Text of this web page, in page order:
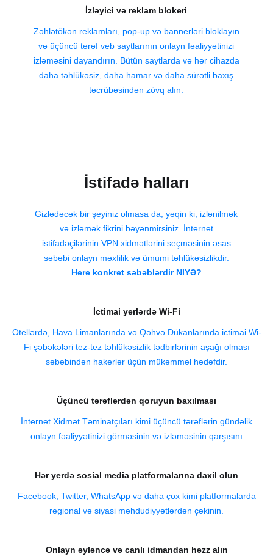
İzləyici və reklam blokeri
Zəhlətökən reklamları, pop-up və bannerləri bloklayın
və üçüncü tərəf veb saytlarının onlayn fəaliyyətinizi
izləməsini dayandırın. Bütün saytlarda və hər cihazda
daha təhlükəsiz, daha hamar və daha sürətli baxış
təcrübəsindən zövq alın.
İstifadə halları
Gizlədəcək bir şeyiniz olmasa da, yəqin ki, izlənilmək
və izləmək fikrini bəyənmirsiniz. İnternet
istifadəçilərinin VPN xidmətlərini seçməsinin əsas
səbəbi onlayn məxfilik və ümumi təhlükəsizlikdir.
Here konkret səbəblərdir NIYƏ?
İctimai yerlərdə Wi-Fi
Otellərdə, Hava Limanlarında və Qəhvə Dükanlarında ictimai Wi-
Fi şəbəkələri tez-tez təhlükəsizlik tədbirlərinin aşağı olması
səbəbindən hakerlər üçün mükəmməl hədəfdir.
Üçüncü tərəflərdən qoruyun baxılması
İnternet Xidmət Təminatçıları kimi üçüncü tərəflərin gündəlik
onlayn fəaliyyətinizi görməsinin və izləməsinin qarşısını
Hər yerdə sosial media platformalarına daxil olun
Facebook, Twitter, WhatsApp və daha çox kimi platformalarda
regional və siyasi məhdudiyyətlərdən çəkinin.
Onlayn əyləncə və canlı idmandan həzz alın